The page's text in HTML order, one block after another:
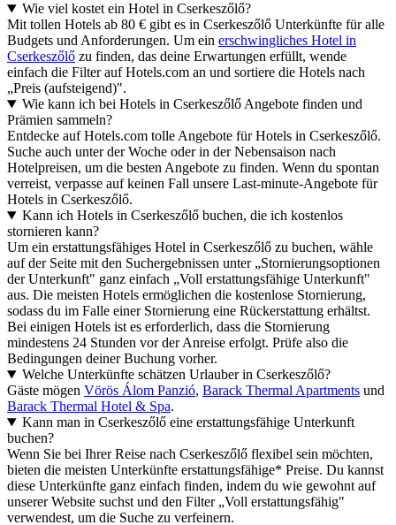
Wie viel kostet ein Hotel in Cserkeszőlő?
Mit tollen Hotels ab 80 € gibt es in Cserkeszőlő Unterkünfte für alle
Budgets und Anforderungen. Um ein erschwingliches Hotel in
Cserkeszőlő zu finden, das deine Erwartungen erfüllt, wende
einfach die Filter auf Hotels.com an und sortiere die Hotels nach
„Preis (aufsteigend)".
Wie kann ich bei Hotels in Cserkeszőlő Angebote finden und
Prämien sammeln?
Entdecke auf Hotels.com tolle Angebote für Hotels in Cserkeszőlő.
Suche auch unter der Woche oder in der Nebensaison nach
Hotelpreisen, um die besten Angebote zu finden. Wenn du spontan
verreist, verpasse auf keinen Fall unsere Last-minute-Angebote für
Hotels in Cserkeszőlő.
Kann ich Hotels in Cserkeszőlő buchen, die ich kostenlos
stornieren kann?
Um ein erstattungsfähiges Hotel in Cserkeszőlő zu buchen, wähle
auf der Seite mit den Suchergebnissen unter „Stornierungsoptionen
der Unterkunft" ganz einfach „Voll erstattungsfähige Unterkunft"
aus. Die meisten Hotels ermöglichen die kostenlose Stornierung,
sodass du im Falle einer Stornierung eine Rückerstattung erhältst.
Bei einigen Hotels ist es erforderlich, dass die Stornierung
mindestens 24 Stunden vor der Anreise erfolgt. Prüfe also die
Bedingungen deiner Buchung vorher.
Welche Unterkünfte schätzen Urlauber in Cserkeszőlő?
Gäste mögen Vörös Álom Panzió, Barack Thermal Apartments und
Barack Thermal Hotel & Spa.
Kann man in Cserkeszőlő eine erstattungsfähige Unterkunft
buchen?
Wenn Sie bei Ihrer Reise nach Cserkeszőlő flexibel sein möchten,
bieten die meisten Unterkünfte erstattungsfähige* Preise. Du kannst
diese Unterkünfte ganz einfach finden, indem du wie gewohnt auf
unserer Website suchst und den Filter „Voll erstattungsfähig"
verwendest, um die Suche zu verfeinern.